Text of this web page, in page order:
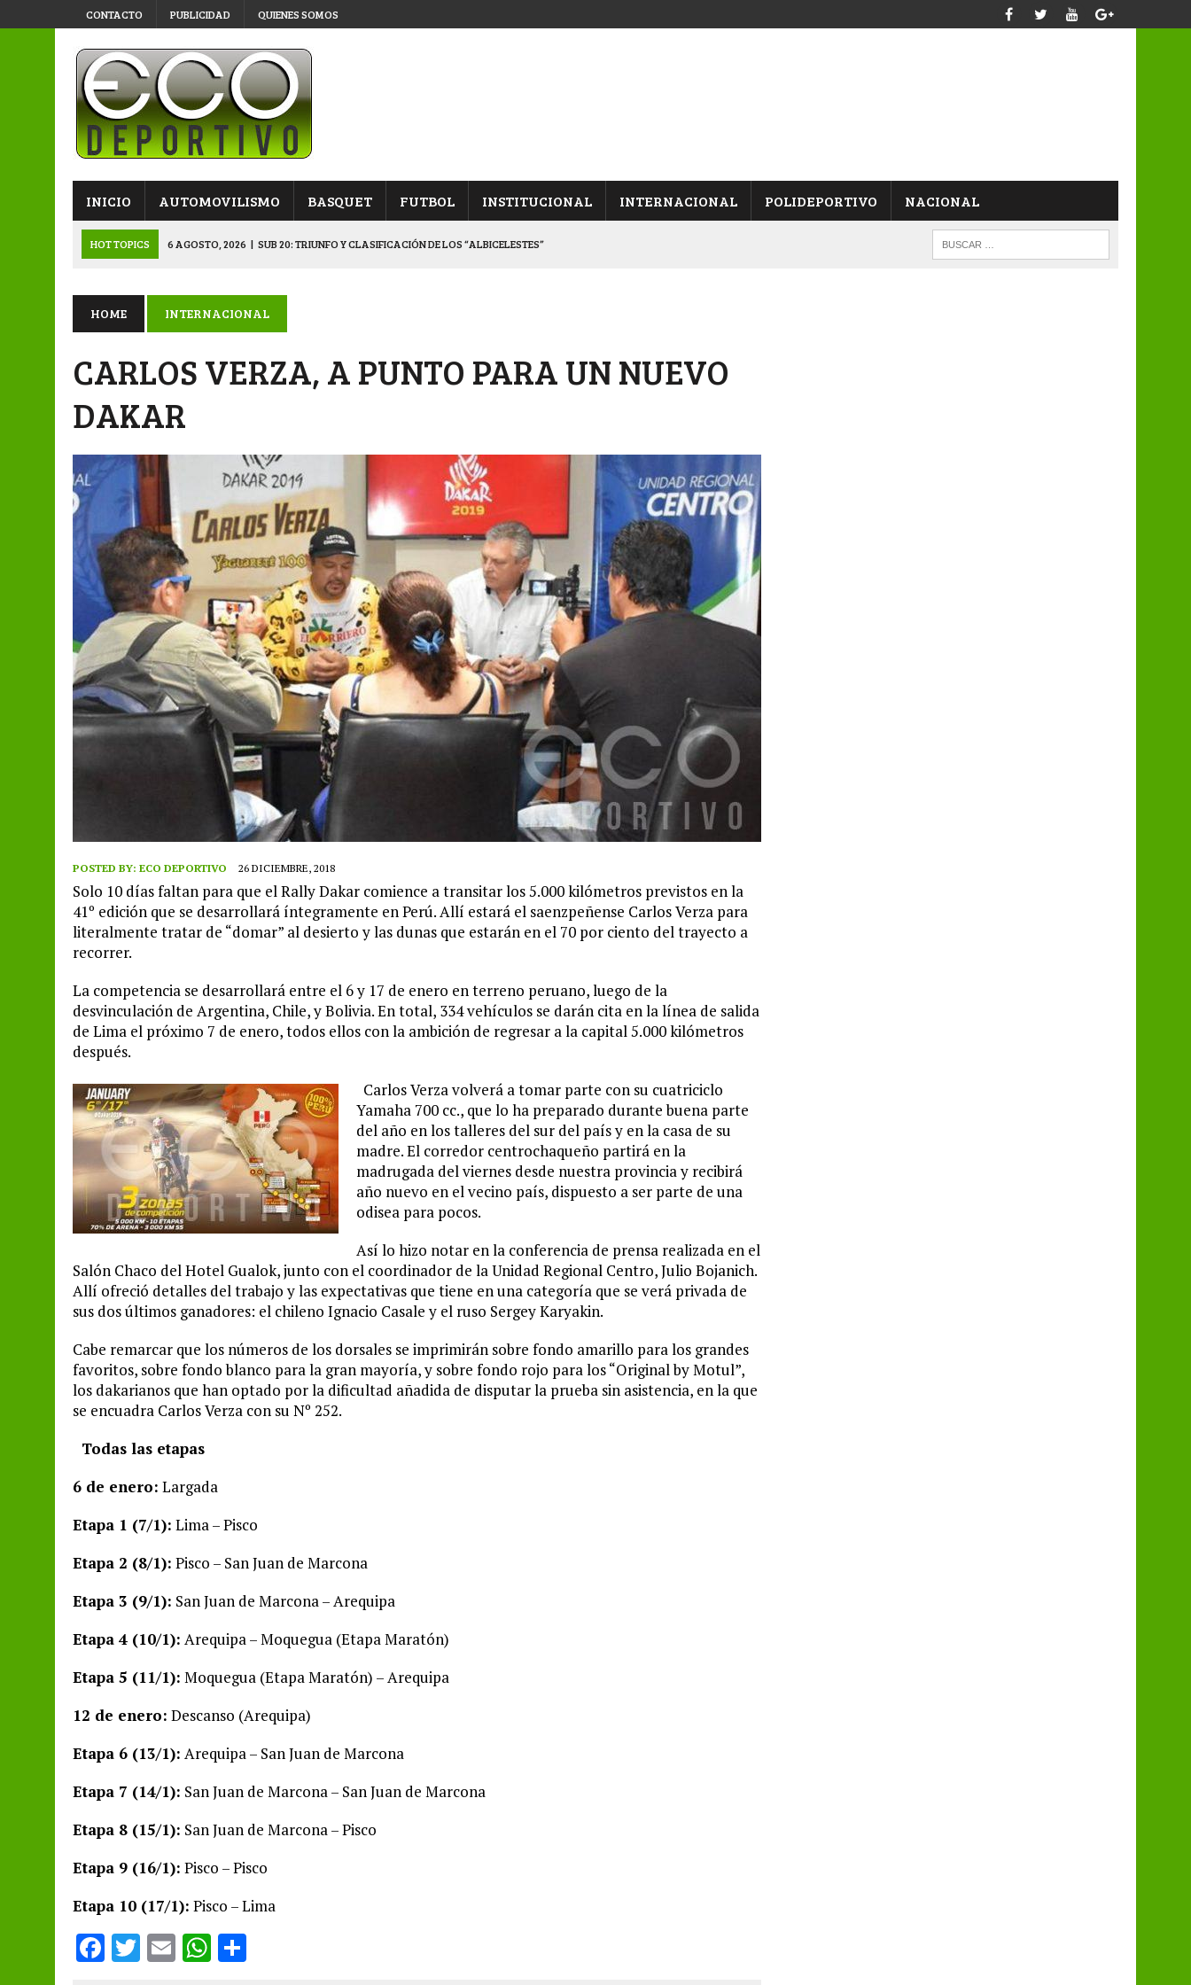
CONTACTO PUBLICIDAD QUIENES SOMOS
INICIO AUTOMOVILISMO BASQUET FUTBOL INSTITUCIONAL INTERNACIONAL POLIDEPORTIVO NACIONAL
HOT TOPICS 6 AGOSTO, 2026 | SUB 20: TRIUNFO Y CLASIFICACIÓN DE LOS “ALBICELESTES”
5 AGOSTO, 2026 | NAPENAY-BELGRANO Y SPORTIVO-MONTENEGRINA, POR EL PASE A “SEMIS”
6 AGOSTO, 2026 | APERTURA: ARSENAL, EN DOBLE JORNADA CON CACU Y CANALLAS
HOME INTERNACIONAL
CARLOS VERZA, A PUNTO PARA UN NUEVO
DAKAR
POSTED BY: ECO DEPORTIVO 26 DICIEMBRE, 2018
Solo 10 días faltan para que el Rally Dakar comience a transitar los 5.000 kilómetros previstos en la
41º edición que se desarrollará íntegramente en Perú. Allí estará el saenzpeñense Carlos Verza para
literalmente tratar de “domar” al desierto y las dunas que estarán en el 70 por ciento del trayecto a
recorrer.
La competencia se desarrollará entre el 6 y 17 de enero en terreno peruano, luego de la
desvinculación de Argentina, Chile, y Bolivia. En total, 334 vehículos se darán cita en la línea de salida
de Lima el próximo 7 de enero, todos ellos con la ambición de regresar a la capital 5.000 kilómetros
después.
Carlos Verza volverá a tomar parte con su cuatriciclo
Yamaha 700 cc., que lo ha preparado durante buena parte
del año en los talleres del sur del país y en la casa de su
madre. El corredor centrochaqueño partirá en la
madrugada del viernes desde nuestra provincia y recibirá
año nuevo en el vecino país, dispuesto a ser parte de una
odisea para pocos.
Así lo hizo notar en la conferencia de prensa realizada en el
Salón Chaco del Hotel Gualok, junto con el coordinador de la Unidad Regional Centro, Julio Bojanich.
Allí ofreció detalles del trabajo y las expectativas que tiene en una categoría que se verá privada de
sus dos últimos ganadores: el chileno Ignacio Casale y el ruso Sergey Karyakin.
Cabe remarcar que los números de los dorsales se imprimirán sobre fondo amarillo para los grandes
favoritos, sobre fondo blanco para la gran mayoría, y sobre fondo rojo para los “Original by Motul”,
los dakarianos que han optado por la dificultad añadida de disputar la prueba sin asistencia, en la que
se encuadra Carlos Verza con su Nº 252.
Todas las etapas
6 de enero: Largada
Etapa 1 (7/1): Lima – Pisco
Etapa 2 (8/1): Pisco – San Juan de Marcona
Etapa 3 (9/1): San Juan de Marcona – Arequipa
Etapa 4 (10/1): Arequipa – Moquegua (Etapa Maratón)
Etapa 5 (11/1): Moquegua (Etapa Maratón) – Arequipa
12 de enero: Descanso (Arequipa)
Etapa 6 (13/1): Arequipa – San Juan de Marcona
Etapa 7 (14/1): San Juan de Marcona – San Juan de Marcona
Etapa 8 (15/1): San Juan de Marcona – Pisco
Etapa 9 (16/1): Pisco – Pisco
Etapa 10 (17/1): Pisco – Lima
F T E W